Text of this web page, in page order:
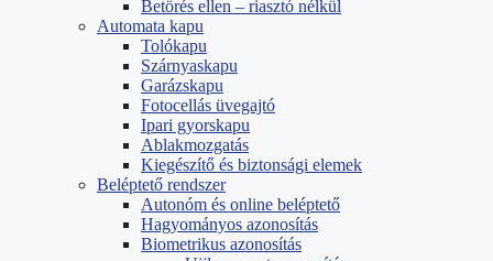
Betörés ellen – riasztó nélkül
Automata kapu
Tolókapu
Szárnyaskapu
Garázskapu
Fotocellás üvegajtó
Ipari gyorskapu
Ablakmozgatás
Kiegészítő és biztonsági elemek
Beléptető rendszer
Autonóm és online beléptető
Hagyományos azonosítás
Biometrikus azonosítás